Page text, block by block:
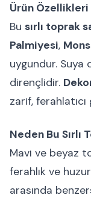
Ürün Özellikleri
Bu sırlı toprak
Palmiyesi,
uygundur. Suya
dirençlidir.
zarif,
Neden Bu Sırlı
Mavi ve beyaz
ferahlık ve
arasında